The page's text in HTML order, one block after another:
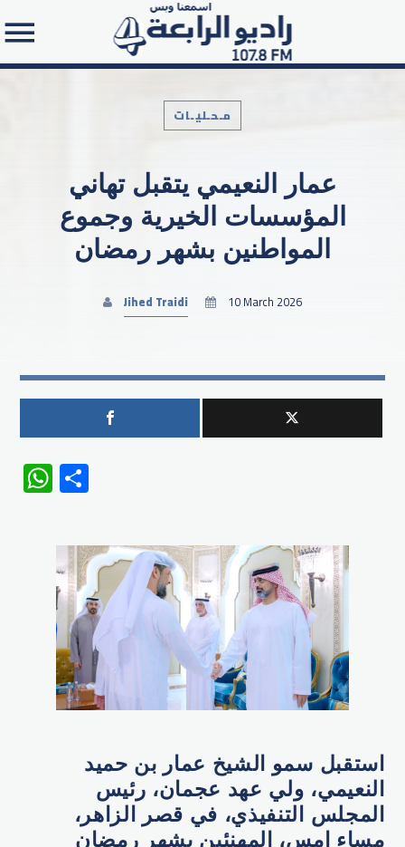
Search in the website:
مـحـليـات
عمار النعيمي يتقبل تهاني
المؤسسات الخيرية وجموع
المواطنين بشهر رمضان
Jihed Traidi 10 March 2026
WhatsApp
استقبل سمو الشيخ عمار بن حميد
النعيمي، ولي عهد عجمان، رئيس
المجلس التنفيذي، في قصر الزاهر،
مساء امس، المهنئين بشهر رمضان